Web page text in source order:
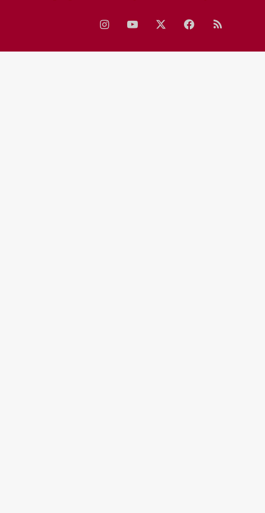
ملخص
الموقع
فيسبوك ‫YouTubeانستقرام
نيوز